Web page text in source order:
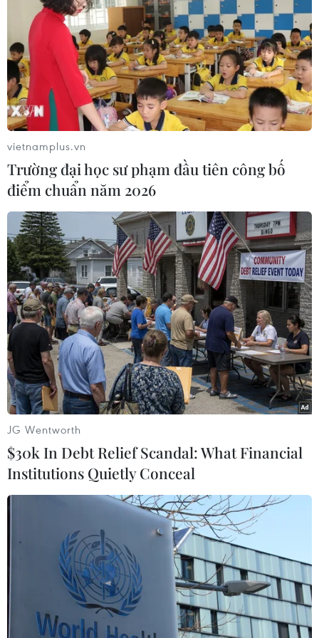
Đông Bắc, Vịnh Hạ Long vừa được tạp chí Insider (Mỹ)
đưa vào danh sách 50 kỳ quan thiên nhiên đẹp nhất.
Top 10 quốc gia có du khách đang nóng
lòng muốn ghé thăm lại VN
18/03/2022 03:42
Nền tảng du lịch trực tuyến Agoda vừa tiết lộ top 10
quốc gia có du khác đang nóng lòng muốn ghé thăm
Việt Nam. Theo danh sách, Singapore dẫn đầu danh
sách các quốc gia tìm kiếm thông tin về Việt Nam.
vietnamplus.vn
Trường đại học sư phạm đầu tiên công bố
điểm chuẩn năm 2026
JG Wentworth
$30k In Debt Relief Scandal: What Financial
Institutions Quietly Conceal